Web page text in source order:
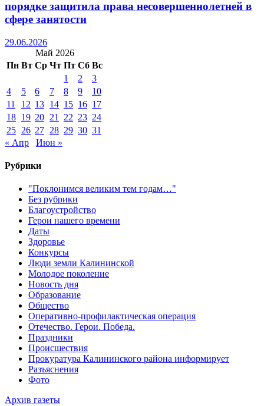
порядке защитила права несовершеннолетней в
сфере занятости
29.06.2026
Май 2026
Пн Вт Ср Чт Пт Сб Вс
1
2
3
4
5 6 7 8 9
10
11
12 13 14 15 16 17
18 19 20 21 22 23 24
25 26 27 28 29 30 31
« Апр
Июн »
Рубрики
"Поклонимся великим тем годам…"
Без рубрики
Благоустройство
Герои нашего времени
Даты
Здоровье
Конкурсы
Люди земли Калининской
Молодое поколение
Новость дня
Образование
Общество
Оперативно-профилактическая операция
Отечество. Герои. Победа.
Праздники
Происшествия
Прокуратура Калининского района информирует
Разъяснения
Фото
Архив газеты